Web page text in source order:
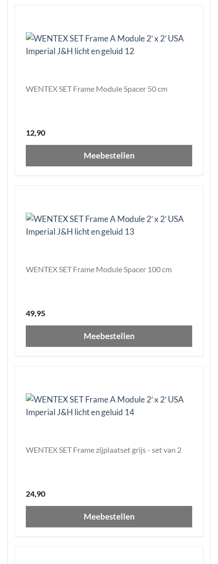
WENTEX SET Frame Module Spacer 50 cm
12,90
Meebestellen
WENTEX SET Frame Module Spacer 100 cm
49,95
Meebestellen
WENTEX SET Frame zijplaatset grijs - set van 2
24,90
Meebestellen